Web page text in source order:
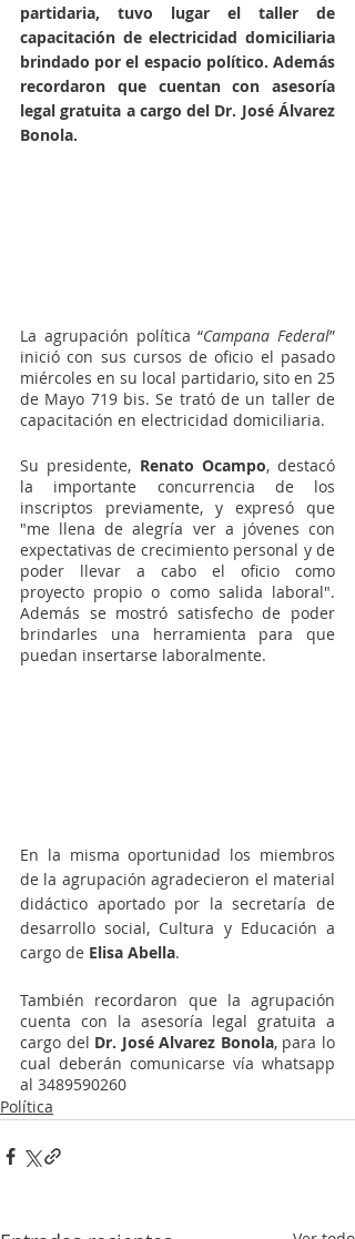
partidaria, tuvo lugar el taller de
capacitación de electricidad domiciliaria
brindado por el espacio político. Además
recordaron que cuentan con asesoría
legal gratuita a cargo del Dr. José Álvarez
Bonola.
La agrupación política “Campana Federal”
inició con sus cursos de oficio el pasado
miércoles en su local partidario, sito en 25
de Mayo 719 bis. Se trató de un taller de
capacitación en electricidad domiciliaria.
Su presidente, Renato Ocampo, destacó
la importante concurrencia de los
inscriptos previamente, y expresó que
"me llena de alegría ver a jóvenes con
expectativas de crecimiento personal y de
poder llevar a cabo el oficio como
proyecto propio o como salida laboral".
Además se mostró satisfecho de poder
brindarles una herramienta para que
puedan insertarse laboralmente.
En la misma oportunidad los miembros
de la agrupación agradecieron el material
didáctico aportado por la secretaría de
desarrollo social, Cultura y Educación a
cargo de Elisa Abella.
También recordaron que la agrupación
cuenta con la asesoría legal gratuita a
cargo del Dr. José Alvarez Bonola, para lo
cual deberán comunicarse vía whatsapp
al 3489590260
Política